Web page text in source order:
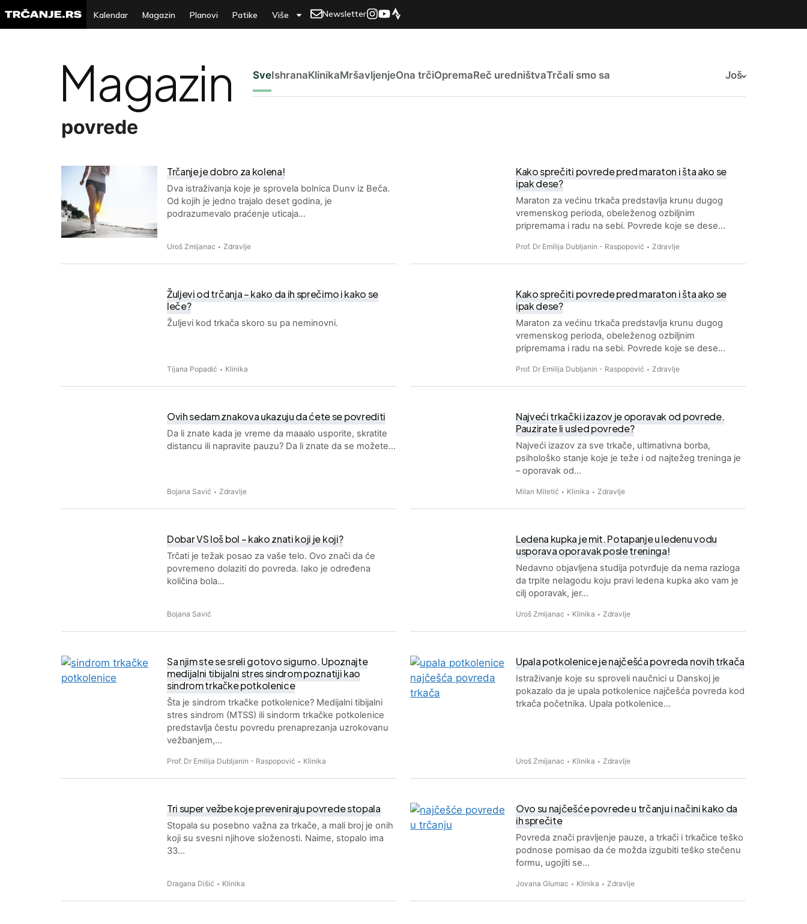
Kalendar Magazin Planovi Patike Više Newsletter
Magazin SveIshranaKlinikaMršavljenjeOna trčiOpremaReč uredništvaTrčali smo sa Još
povrede
Trčanje je dobro za kolena!
Dva istraživanja koje je sprovela bolnica Dunv iz Beča.
Od kojih je jedno trajalo deset godina, je
podrazumevalo praćenje uticaja…
Uroš Zmijanac Zdravlje
Kako sprečiti povrede pred maraton i šta ako se
ipak dese?
Maraton za većinu trkača predstavlja krunu dugog
vremenskog perioda, obeleženog ozbiljnim
pripremama i radu na sebi. Povrede koje se dese…
Prof. Dr Emilija Dubljanin - Raspopović Zdravlje
Žuljevi od trčanja – kako da ih sprečimo i kako se
leče?
Žuljevi kod trkača skoro su pa neminovni.
Tijana Popadić Klinika
Kako sprečiti povrede pred maraton i šta ako se
ipak dese?
Maraton za većinu trkača predstavlja krunu dugog
vremenskog perioda, obeleženog ozbiljnim
pripremama i radu na sebi. Povrede koje se dese…
Prof. Dr Emilija Dubljanin - Raspopović Zdravlje
Ovih sedam znakova ukazuju da ćete se povrediti
Da li znate kada je vreme da maaalo usporite, skratite
distancu ili napravite pauzu? Da li znate da se možete…
Bojana Savić Zdravlje
Najveći trkački izazov je oporavak od povrede.
Pauzirate li usled povrede?
Najveći izazov za sve trkače, ultimativna borba,
psihološko stanje koje je teže i od najtežeg treninga je
– oporavak od…
Milan Miletić Klinika Zdravlje
Dobar VS loš bol – kako znati koji je koji?
Trčati je težak posao za vaše telo. Ovo znači da će
povremeno dolaziti do povreda. Iako je određena
količina bola…
Bojana Savić
Ledena kupka je mit. Potapanje u ledenu vodu
usporava oporavak posle treninga!
Nedavno objavljena studija potvrđuje da nema razloga
da trpite nelagodu koju pravi ledena kupka ako vam je
cilj oporavak, jer…
Uroš Zmijanac Klinika Zdravlje
Sa njim ste se sreli gotovo sigurno. Upoznajte
medijalni tibijalni stres sindrom poznatiji kao
sindrom trkačke potkolenice
Šta je sindrom trkačke potkolenice? Medijalni tibijalni
stres sindrom (MTSS) ili sindorm trkačke potkolenice
predstavlja čestu povredu prenaprezanja uzrokovanu
vežbanjem,…
Prof. Dr Emilija Dubljanin - Raspopović Klinika
Upala potkolenice je najčešća povreda novih trkača
Istraživanje koje su sproveli naučnici u Danskoj je
pokazalo da je upala potkolenice najčešća povreda kod
trkača početnika. Upala potkolenice…
Uroš Zmijanac Klinika Zdravlje
Tri super vežbe koje preveniraju povrede stopala
Stopala su posebno važna za trkače, a mali broj je onih
koji su svesni njihove složenosti. Naime, stopalo ima
33…
Dragana Dišić Klinika
Ovo su najčešće povrede u trčanju i načini kako da
ih sprečite
Povreda znači pravljenje pauze, a trkači i trkačice teško
podnose pomisao da će možda izgubiti teško stečenu
formu, ugojiti se…
Jovana Glumac Klinika Zdravlje